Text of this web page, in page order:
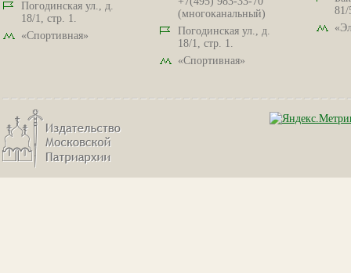
Погодинская ул., д.
18/1, стр. 1.
«Спортивная»
(многоканальный)
Погодинская ул., д.
18/1, стр. 1.
«Спортивная»
81/